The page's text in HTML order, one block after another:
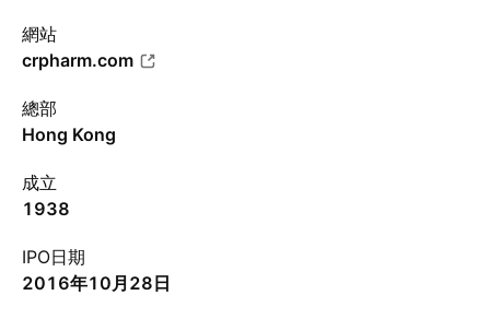
網站
crpharm.com
總部
Hong Kong
成立
1938
IPO日期
2016年10月28日